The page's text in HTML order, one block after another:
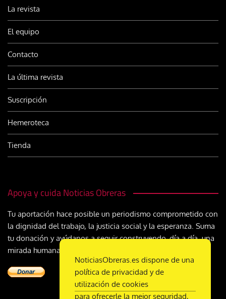
La revista
El equipo
Contacto
La última revista
Suscripción
Hemeroteca
Tienda
Apoya y cuida Noticias Obreras
Tu aportación hace posible un periodismo comprometido con
la dignidad del trabajo, la justicia social y la esperanza. Suma
tu donación y ayúdanos a seguir construyendo, día a día, una
mirada humana y cristiana sobre el mundo del trabajo
NoticiasObreras.es dispone de una
política de privacidad y de
utilización de cookies
para ofrecerle la mejor seguridad,